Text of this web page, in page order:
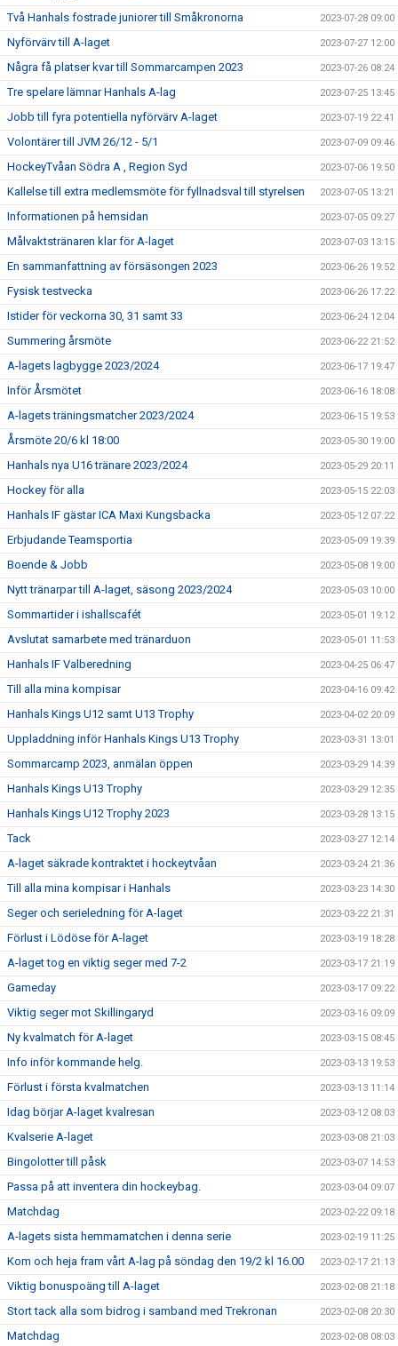
Två Hanhals fostrade juniorer till Småkronorna 2023-07-28 09:00
Nyförvärv till A-laget 2023-07-27 12:00
Några få platser kvar till Sommarcampen 2023 2023-07-26 08:24
Tre spelare lämnar Hanhals A-lag 2023-07-25 13:45
Jobb till fyra potentiella nyförvärv A-laget 2023-07-19 22:41
Volontärer till JVM 26/12 - 5/1 2023-07-09 09:46
HockeyTvåan Södra A , Region Syd 2023-07-06 19:50
Kallelse till extra medlemsmöte för fyllnadsval till styrelsen 2023-07-05 13:21
Informationen på hemsidan 2023-07-05 09:27
Målvaktstränaren klar för A-laget 2023-07-03 13:15
En sammanfattning av försäsongen 2023 2023-06-26 19:52
Fysisk testvecka 2023-06-26 17:22
Istider för veckorna 30, 31 samt 33 2023-06-24 12:04
Summering årsmöte 2023-06-22 21:52
A-lagets lagbygge 2023/2024 2023-06-17 19:47
Inför Årsmötet 2023-06-16 18:08
A-lagets träningsmatcher 2023/2024 2023-06-15 19:53
Årsmöte 20/6 kl 18:00 2023-05-30 19:00
Hanhals nya U16 tränare 2023/2024 2023-05-29 20:11
Hockey för alla 2023-05-15 22:03
Hanhals IF gästar ICA Maxi Kungsbacka 2023-05-12 07:22
Erbjudande Teamsportia 2023-05-09 19:39
Boende & Jobb 2023-05-08 19:00
Nytt tränarpar till A-laget, säsong 2023/2024 2023-05-03 10:00
Sommartider i ishallscafét 2023-05-01 19:12
Avslutat samarbete med tränarduon 2023-05-01 11:53
Hanhals IF Valberedning 2023-04-25 06:47
Till alla mina kompisar 2023-04-16 09:42
Hanhals Kings U12 samt U13 Trophy 2023-04-02 20:09
Uppladdning inför Hanhals Kings U13 Trophy 2023-03-31 13:01
Sommarcamp 2023, anmälan öppen 2023-03-29 14:39
Hanhals Kings U13 Trophy 2023-03-29 12:35
Hanhals Kings U12 Trophy 2023 2023-03-28 13:15
Tack 2023-03-27 12:14
A-laget säkrade kontraktet i hockeytvåan 2023-03-24 21:36
Till alla mina kompisar i Hanhals 2023-03-23 14:30
Seger och serieledning för A-laget 2023-03-22 21:31
Förlust i Lödöse för A-laget 2023-03-19 18:28
A-laget tog en viktig seger med 7-2 2023-03-17 21:19
Gameday 2023-03-17 09:22
Viktig seger mot Skillingaryd 2023-03-16 09:09
Ny kvalmatch för A-laget 2023-03-15 08:45
Info inför kommande helg. 2023-03-13 19:53
Förlust i första kvalmatchen 2023-03-13 11:14
Idag börjar A-laget kvalresan 2023-03-12 08:03
Kvalserie A-laget 2023-03-08 21:03
Bingolotter till påsk 2023-03-07 14:53
Passa på att inventera din hockeybag. 2023-03-04 09:07
Matchdag 2023-02-22 09:18
A-lagets sista hemmamatchen i denna serie 2023-02-19 11:25
Kom och heja fram vårt A-lag på söndag den 19/2 kl 16.00 2023-02-17 21:13
Viktig bonuspoäng till A-laget 2023-02-08 21:18
Stort tack alla som bidrog i samband med Trekronan 2023-02-08 20:30
Matchdag 2023-02-08 08:03